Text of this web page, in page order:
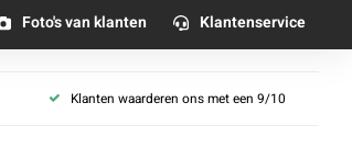
Foto's van klanten Klantenservice
Klanten waarderen ons met een 9/10